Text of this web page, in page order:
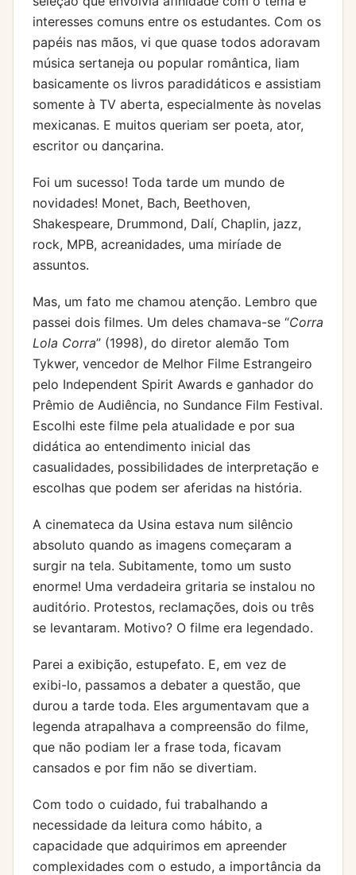
interesses comuns entre os estudantes. Com os
papéis nas mãos, vi que quase todos adoravam
música sertaneja ou popular romântica, liam
basicamente os livros paradidáticos e assistiam
somente à TV aberta, especialmente às novelas
mexicanas. E muitos queriam ser poeta, ator,
escritor ou dançarina.
Foi um sucesso! Toda tarde um mundo de
novidades! Monet, Bach, Beethoven,
Shakespeare, Drummond, Dalí, Chaplin, jazz,
rock, MPB, acreanidades, uma miríade de
assuntos.
Mas, um fato me chamou atenção. Lembro que
passei dois filmes. Um deles chamava-se “Corra
Lola Corra” (1998), do diretor alemão Tom
Tykwer, vencedor de Melhor Filme Estrangeiro
pelo Independent Spirit Awards e ganhador do
Prêmio de Audiência, no Sundance Film Festival.
Escolhi este filme pela atualidade e por sua
didática ao entendimento inicial das
casualidades, possibilidades de interpretação e
escolhas que podem ser aferidas na história.
A cinemateca da Usina estava num silêncio
absoluto quando as imagens começaram a
surgir na tela. Subitamente, tomo um susto
enorme! Uma verdadeira gritaria se instalou no
auditório. Protestos, reclamações, dois ou três
se levantaram. Motivo? O filme era legendado.
Parei a exibição, estupefato. E, em vez de
exibi-lo, passamos a debater a questão, que
durou a tarde toda. Eles argumentavam que a
legenda atrapalhava a compreensão do filme,
que não podiam ler a frase toda, ficavam
cansados e por fim não se divertiam.
Com todo o cuidado, fui trabalhando a
necessidade da leitura como hábito, a
capacidade que adquirimos em apreender
complexidades com o estudo, a importância da